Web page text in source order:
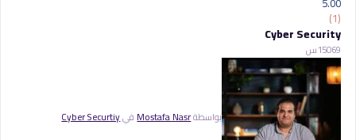
(1)
Cyber Security
69150س
بواسطةMostafa NasrفيCyber Securtiy